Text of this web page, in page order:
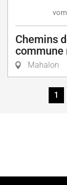
vom
Chemins
commune
Mahalon
1